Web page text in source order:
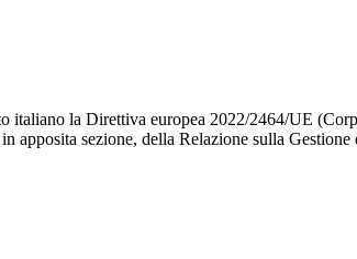
italiano la Direttiva europea 2022/2464/UE
apposita sezione, della Relazione sulla